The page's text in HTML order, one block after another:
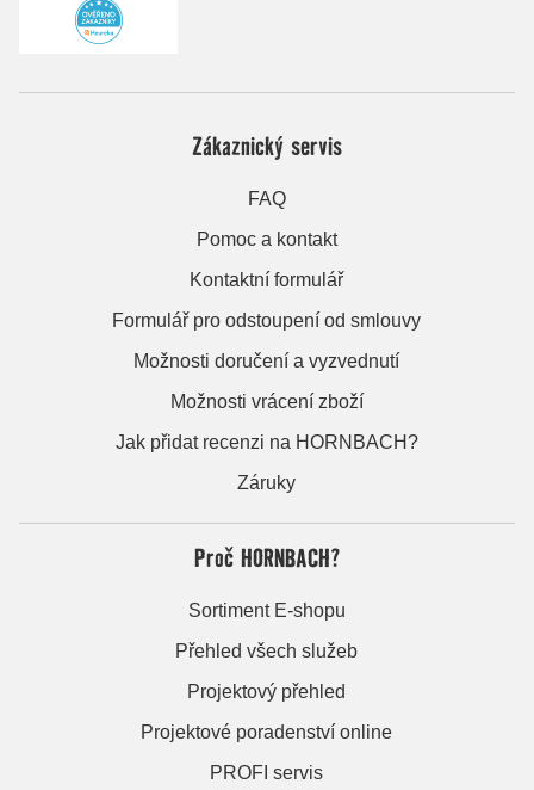
Zákaznický servis
FAQ
Pomoc a kontakt
Kontaktní formulář
Formulář pro odstoupení od smlouvy
Možnosti doručení a vyzvednutí
Možnosti vrácení zboží
Jak přidat recenzi na HORNBACH?
Záruky
Proč HORNBACH?
Sortiment E-shopu
Přehled všech služeb
Projektový přehled
Projektové poradenství online
PROFI servis